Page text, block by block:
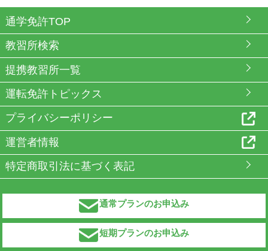
通学免許TOP
教習所検索
提携教習所一覧
運転免許トピックス
プライバシーポリシー
運営者情報
特定商取引法に基づく表記
通常プランのお申込み
短期プランのお申込み